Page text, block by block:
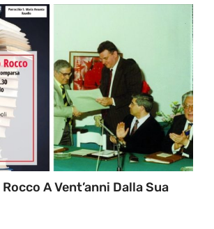
A Vent’anni Dalla Sua